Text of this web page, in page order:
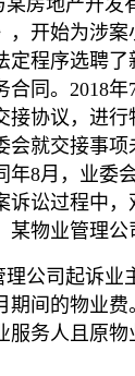
某房地产开发
，开始为涉
程序选聘了
同。2018年
协议，进行
会就交接事项
年8月，业委
讼过程中，
物业管理公
理公司起诉业
期间的物业
服务人且原